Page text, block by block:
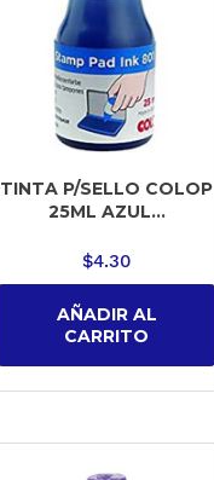
TINTA P/SELLO COLOP
25ML AZUL...
$4.30
AÑADIR AL
CARRITO